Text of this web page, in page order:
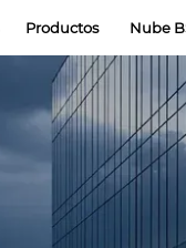
Productos Nube